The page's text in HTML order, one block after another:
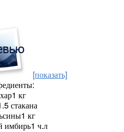
[показать]
кг
стакана
кг
имбирь1 ч.л